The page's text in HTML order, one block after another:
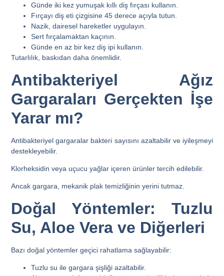
Günde iki kez yumuşak kıllı diş fırçası kullanın.
Fırçayı diş eti çizgisine 45 derece açıyla tutun.
Nazik, dairesel hareketler uygulayın.
Sert fırçalamaktan kaçının.
Günde en az bir kez diş ipi kullanın.
Tutarlılık, baskıdan daha önemlidir.
Antibakteriyel Ağız
Gargaraları Gerçekten İşe
Yarar mı?
Antibakteriyel gargaralar bakteri sayısını azaltabilir ve iyileşmeyi
destekleyebilir.
Klorheksidin veya uçucu yağlar içeren ürünler tercih edilebilir.
Ancak gargara, mekanik plak temizliğinin yerini tutmaz.
Doğal Yöntemler: Tuzlu
Su, Aloe Vera ve Diğerleri
Bazı doğal yöntemler geçici rahatlama sağlayabilir:
Tuzlu su ile gargara şişliği azaltabilir.